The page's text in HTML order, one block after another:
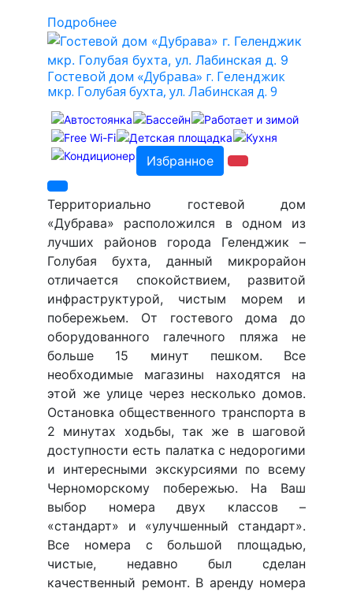
Подробнее
Гостевой дом «Дубрава» г. Геленджик
мкр. Голубая бухта, ул. Лабинская д. 9
Избранное
Территориально гостевой дом
«Дубрава» расположился в одном из
лучших районов города Геленджик –
Голубая бухта, данный микрорайон
отличается спокойствием, развитой
инфраструктурой, чистым морем и
побережьем. От гостевого дома до
оборудованного галечного пляжа не
больше 15 минут пешком. Все
необходимые магазины находятся на
этой же улице через несколько домов.
Остановка общественного транспорта в
2 минутах ходьбы, так же в шаговой
доступности есть палатка с недорогими
и интересными экскурсиями по всему
Черноморскому побережью. На Ваш
выбор номера двух классов –
«стандарт» и «улучшенный стандарт».
Все номера с большой площадью,
чистые, недавно был сделан
качественный ремонт. В аренду номера